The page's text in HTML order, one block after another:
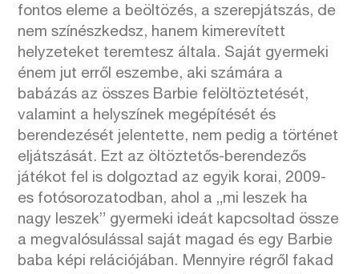
fontos eleme a beöltözés, a szerepjátszás, de
nem színészkedsz, hanem kimerevített
helyzeteket teremtesz általa. Saját gyermeki
énem jut erről eszembe, aki számára a
babázás az összes Barbie felöltöztetését,
valamint a helyszínek megépítését és
berendezését jelentette, nem pedig a történet
eljátszását. Ezt az öltöztetős-berendezős
játékot fel is dolgoztad az egyik korai, 2009-
es fotósorozatodban, ahol a „mi leszek ha
nagy leszek” gyermeki ideát kapcsoltad össze
a megvalósulással saját magad és egy Barbie
baba képi relációjában. Mennyire régről fakad